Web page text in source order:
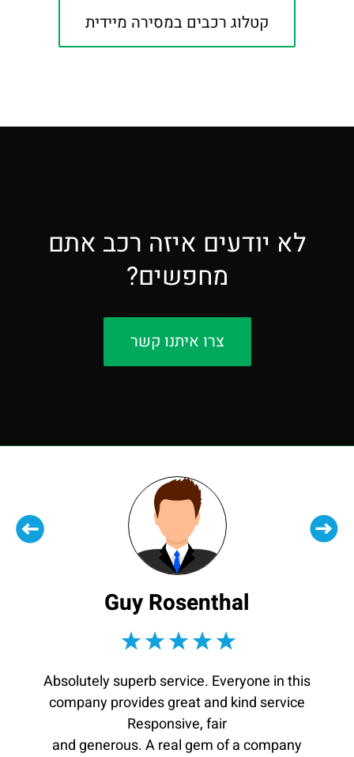
קטלוג רכבים במסירה מיידית
לא יודעים איזה רכב אתם
מחפשים?
צרו איתנו קשר
Guy Rosenthal
Absolutely superb service. Everyone in this
company provides great and kind service
Responsive, fair
and generous. A real gem of a company